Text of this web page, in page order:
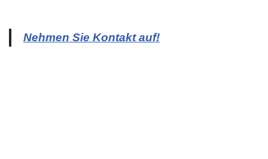
Nehmen Sie Kontakt auf!